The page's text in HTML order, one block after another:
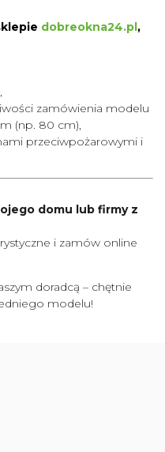
dobreokna24.pl,
zamówienia modelu
(np. 80 cm),
przeciwpożarowymi i
domu lub firmy z
i zamów online
doradcą – chętnie
modelu!